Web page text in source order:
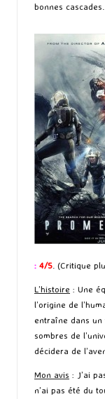
bonnes
: 4/5. (Critique
L’histoire : Une
l’origine de
entraîne dans un
sombres de
décidera de
Mon avis : J’ai
n’ai pas été du